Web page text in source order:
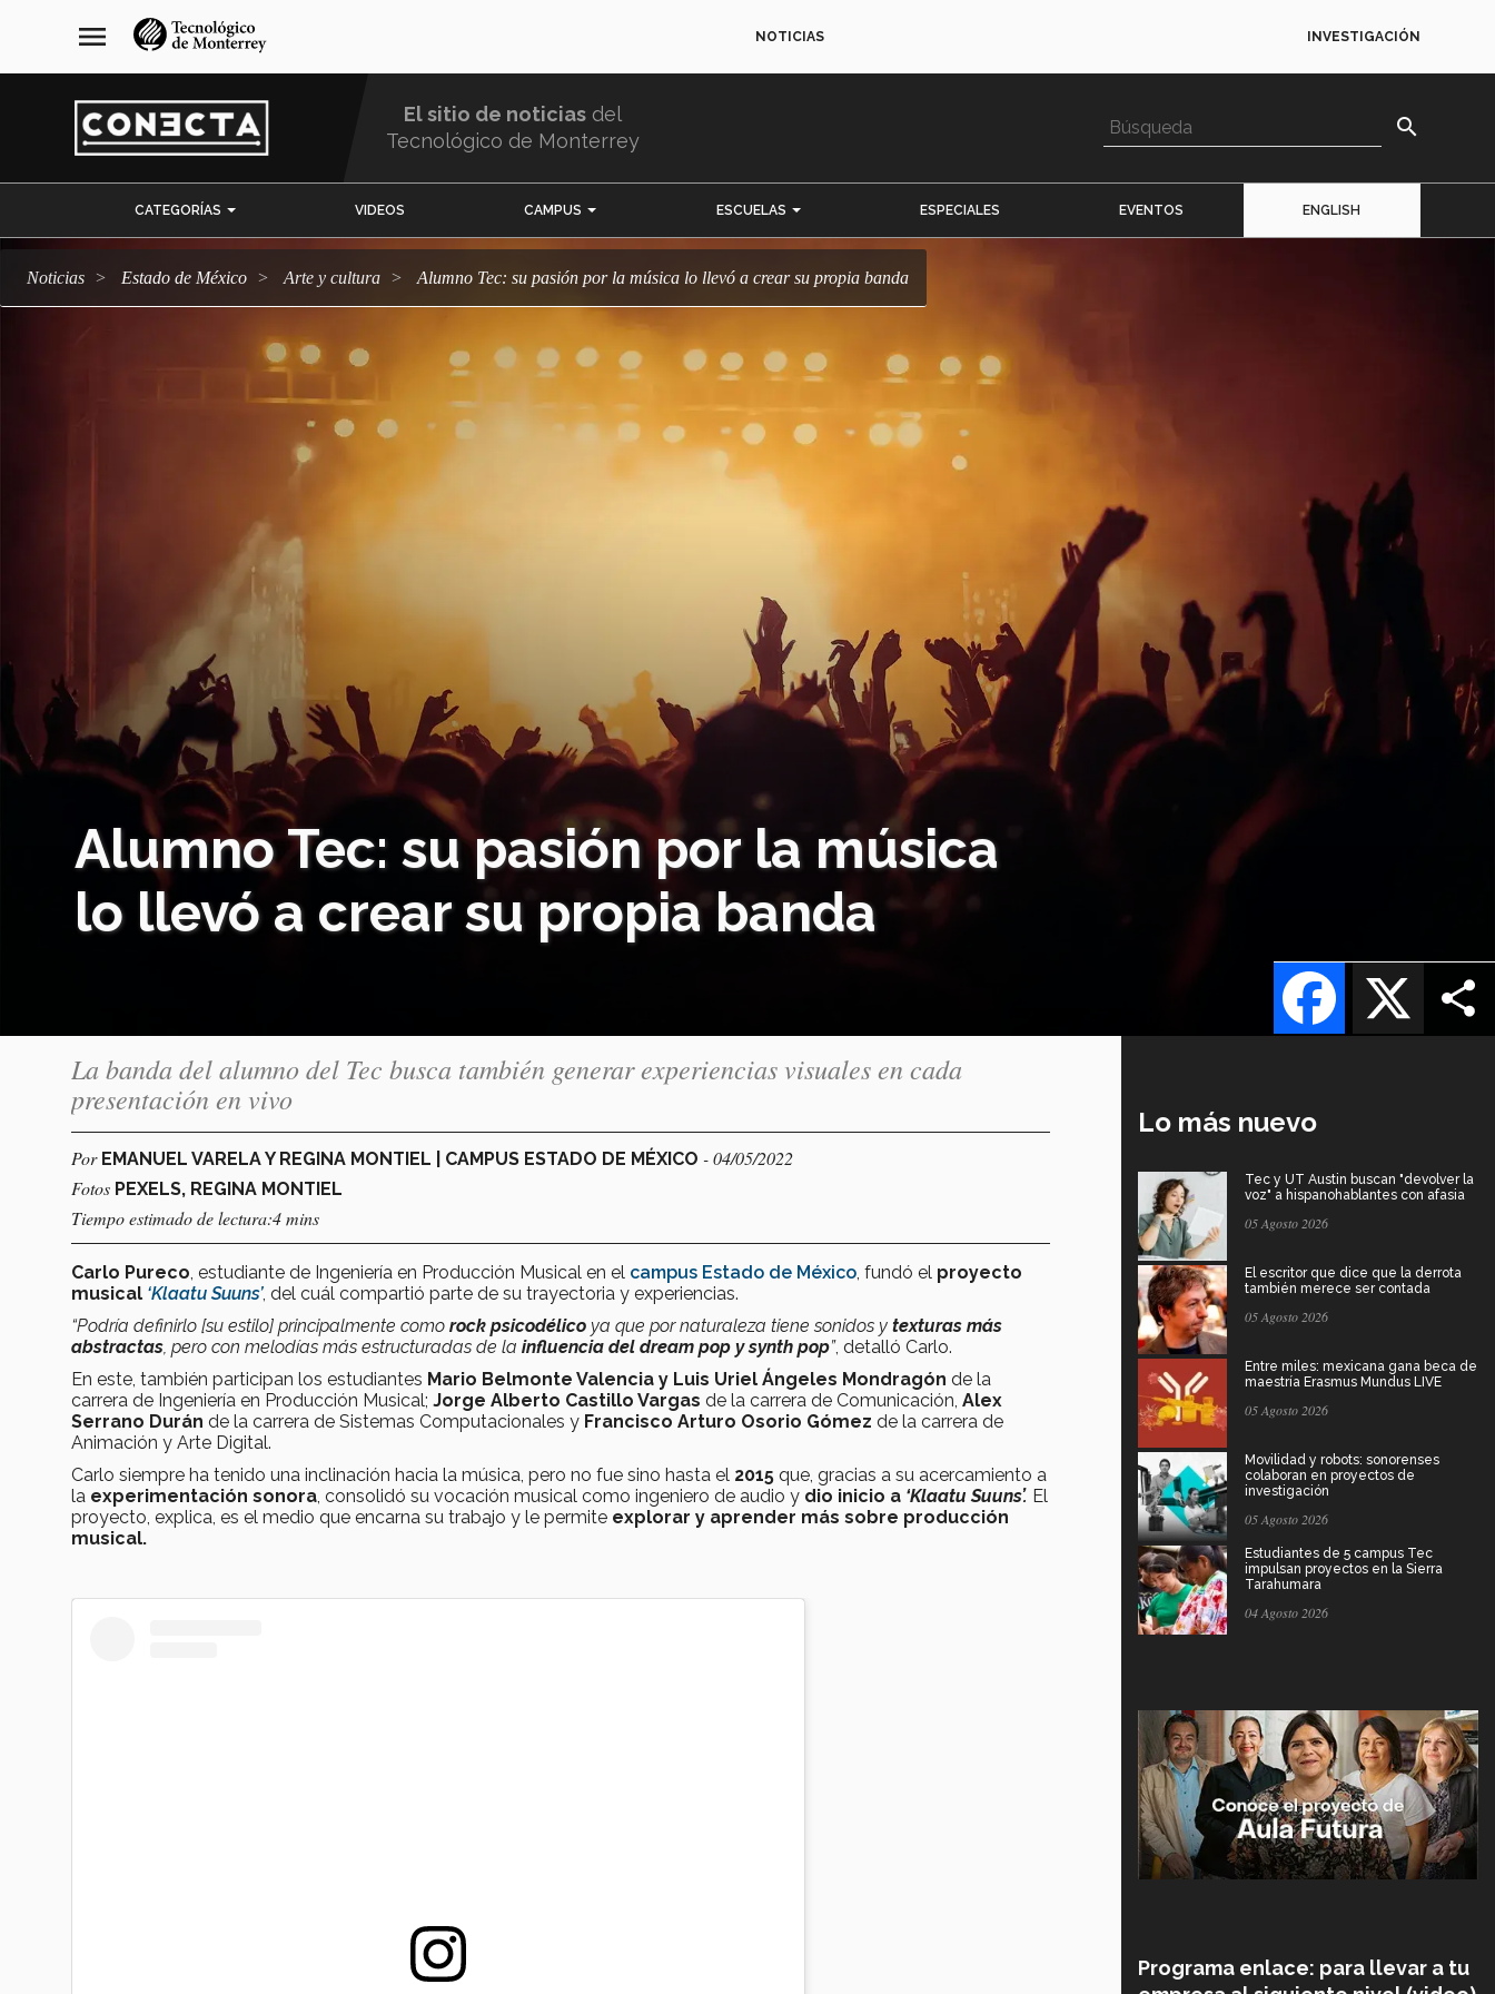
navegación
principal
menu NOTICIAS INVESTIGACIÓN
El sitio de noticias del
Tecnológico de Monterrey
search
CATEGORÍAS VIDEOS CAMPUS ESCUELAS ESPECIALES EVENTOS ENGLISH
Noticias Estado de México arte y cultura Alumno Tec: su pasión por la música lo llevó a crear su propia banda
Alumno Tec: su pasión por la música
lo llevó a crear su propia banda
X
Facebook
La banda del alumno del Tec busca también generar experiencias visuales en cada
presentación en vivo
Por EMANUEL VARELA Y REGINA MONTIEL | CAMPUS ESTADO DE MÉXICO - 04/05/2022
Fotos PEXELS, REGINA MONTIEL
Tiempo estimado de lectura:4 mins
Carlo Pureco , estudiante de Ingeniería en Producción Musical en el campus Estado de México , fundó el proyecto
musical ‘Klaatu Suuns’, del cuál compartió parte de su trayectoria y experiencias.
“Podría definirlo [su estilo] principalmente como rock psicodélico ya que por naturaleza tiene sonidos y texturas más
abstractas , pero con melodías más estructuradas de la influencia del dream pop y synth pop”, detalló Carlo.
En este, también participan los estudiantes Mario Belmonte Valencia y Luis Uriel Ángeles Mondragón de la
carrera de Ingeniería en Producción Musical; Jorge Alberto Castillo Vargas de la carrera de Comunicación, Alex
Serrano Durán de la carrera de Sistemas Computacionales y Francisco Arturo Osorio Gómez de la carrera de
Animación y Arte Digital.
Carlo siempre ha tenido una inclinación hacia la música, pero no fue sino hasta el 2015 que, gracias a su acercamiento a
la experimentación sonora , consolidó su vocación musical como ingeniero de audio y dio inicio a ‘Klaatu Suuns’. El
proyecto, explica, es el medio que encarna su trabajo y le permite explorar y aprender más sobre producción
musical.
Lo más nuevo
Tec y UT Austin buscan "devolver la
voz" a hispanohablantes con afasia
05 Agosto 2026
El escritor que dice que la derrota
también merece ser contada
05 Agosto 2026
Entre miles: mexicana gana beca de
maestría Erasmus Mundus LIVE
05 Agosto 2026
Movilidad y robots: sonorenses
colaboran en proyectos de
investigación
05 Agosto 2026
Estudiantes de 5 campus Tec
impulsan proyectos en la Sierra
Tarahumara
04 Agosto 2026
Programa enlace: para llevar a tu